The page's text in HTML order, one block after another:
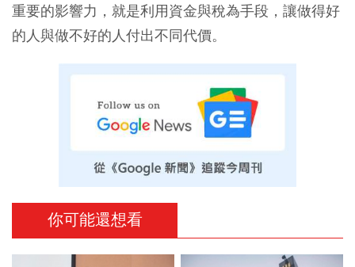
重要的影響力，就是利用資金與稅為手段，讓做得好
的人與做不好的人付出不同代價。
你可能還想看